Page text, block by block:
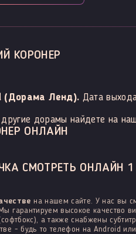
КОРОНЕР
(Дорама Ленд). Дата
дорамы найдете на
ОНЛАЙН
СМОТРЕТЬ ОНЛАЙН 1
на нашем сайте. У нас вы
гарантируем высокое качество
а также снабжены
- будь то телефон на Android